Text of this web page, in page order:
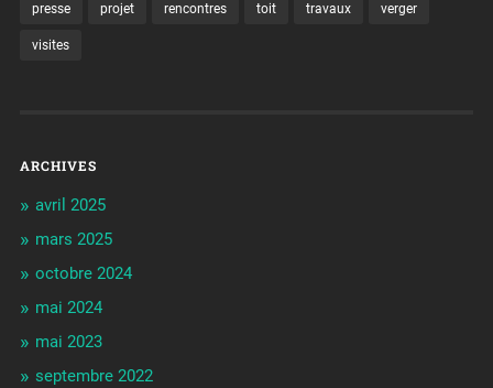
presse projet rencontres toit travaux verger
visites
ARCHIVES
avril 2025
mars 2025
octobre 2024
mai 2024
mai 2023
septembre 2022